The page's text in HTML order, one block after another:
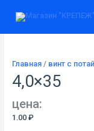
Главная/ винт с
4,0×35
цена:
1.00 ₽
товара